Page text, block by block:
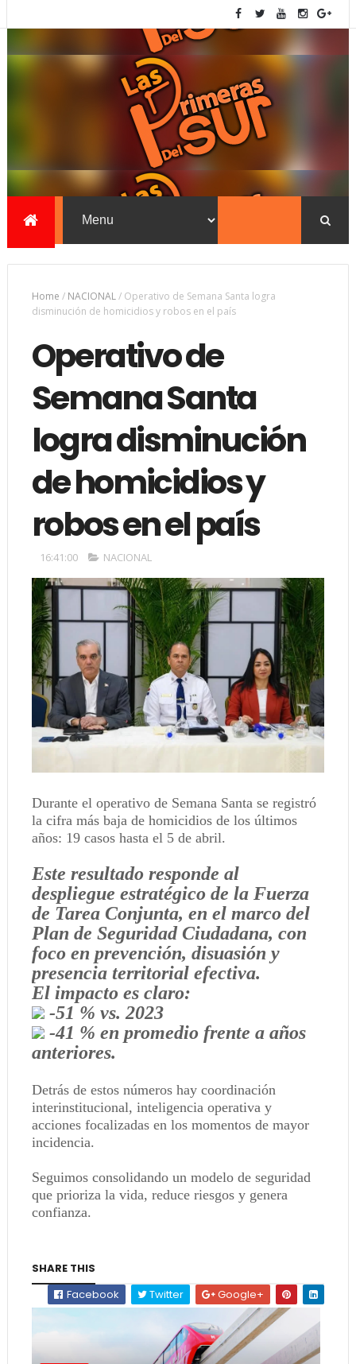
Home / NACIONAL/ Operativo de Semana Santa logra
disminución de homicidios y robos en el país
Operativo de
Semana Santa
logra disminución
de homicidios y
robos en el país
16:41:00 NACIONAL
Durante el operativo de Semana Santa se registró
la cifra más baja de homicidios de los últimos
años: 19 casos hasta el 5 de abril.
Este resultado responde al
despliegue estratégico de la Fuerza
de Tarea Conjunta, en el marco del
Plan de Seguridad Ciudadana, con
foco en prevención, disuasión y
presencia territorial efectiva.
El impacto es claro:
-51 % vs. 2023
-41 % en promedio frente a años
anteriores.
Detrás de estos números hay coordinación
interinstitucional, inteligencia operativa y
acciones focalizadas en los momentos de mayor
incidencia.
Seguimos consolidando un modelo de seguridad
que prioriza la vida, reduce riesgos y genera
confianza.
SHARE THIS
Facebook
Twitter Google+